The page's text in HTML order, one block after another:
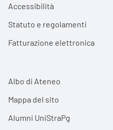
Accessibilità
Statuto e regolamenti
Fatturazione elettronica
Albo di Ateneo
Mappa del sito
Alumni UniStraPg